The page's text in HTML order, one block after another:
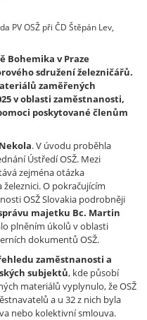
PV OSŽ při ČD Štěpán Lev,
Bohemika v Praze
sdružení železničářů.
zaměřených
v oblasti zaměstnanosti,
poskytované členům
. V úvodu proběhla
Ústředí OSŽ. Mezi
zejména otázka
O pokračujícím
OSŽ Slovakia podrobněji
majetku Bc. Martin
plněním úkolů v oblasti
dokumentů OSŽ.
zaměstnanosti a
subjektů, kde působí
materiálů vyplynulo, že OSŽ
a u 32 z nich byla
nebo kolektivní smlouva.